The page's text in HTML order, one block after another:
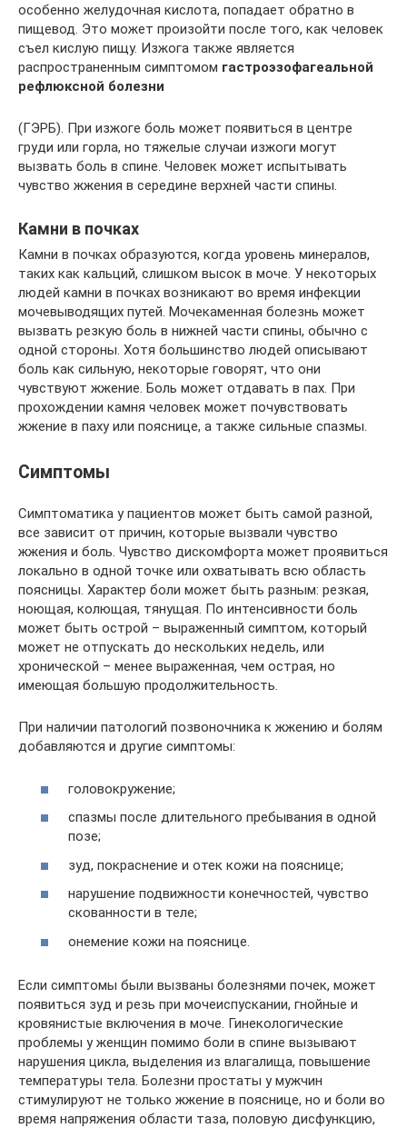
особенно желудочная кислота, попадает обратно в
пищевод. Это может произойти после того, как человек
съел кислую пищу. Изжога также является
распространенным симптомом гастроэзофагеальной
рефлюксной болезни
(ГЭРБ). При изжоге боль может появиться в центре
груди или горла, но тяжелые случаи изжоги могут
вызвать боль в спине. Человек может испытывать
чувство жжения в середине верхней части спины.
Камни в почках
Камни в почках образуются, когда уровень минералов,
таких как кальций, слишком высок в моче. У некоторых
людей камни в почках возникают во время инфекции
мочевыводящих путей. Мочекаменная болезнь может
вызвать резкую боль в нижней части спины, обычно с
одной стороны. Хотя большинство людей описывают
боль как сильную, некоторые говорят, что они
чувствуют жжение. Боль может отдавать в пах. При
прохождении камня человек может почувствовать
жжение в паху или пояснице, а также сильные спазмы.
Симптомы
Симптоматика у пациентов может быть самой разной,
все зависит от причин, которые вызвали чувство
жжения и боль. Чувство дискомфорта может проявиться
локально в одной точке или охватывать всю область
поясницы. Характер боли может быть разным: резкая,
ноющая, колющая, тянущая. По интенсивности боль
может быть острой – выраженный симптом, который
может не отпускать до нескольких недель, или
хронической – менее выраженная, чем острая, но
имеющая большую продолжительность.
При наличии патологий позвоночника к жжению и болям
добавляются и другие симптомы:
головокружение;
спазмы после длительного пребывания в одной
позе;
зуд, покраснение и отек кожи на пояснице;
нарушение подвижности конечностей, чувство
скованности в теле;
онемение кожи на пояснице.
Если симптомы были вызваны болезнями почек, может
появиться зуд и резь при мочеиспускании, гнойные и
кровянистые включения в моче. Гинекологические
проблемы у женщин помимо боли в спине вызывают
нарушения цикла, выделения из влагалища, повышение
температуры тела. Болезни простаты у мужчин
стимулируют не только жжение в пояснице, но и боли во
время напряжения области таза, половую дисфункцию,